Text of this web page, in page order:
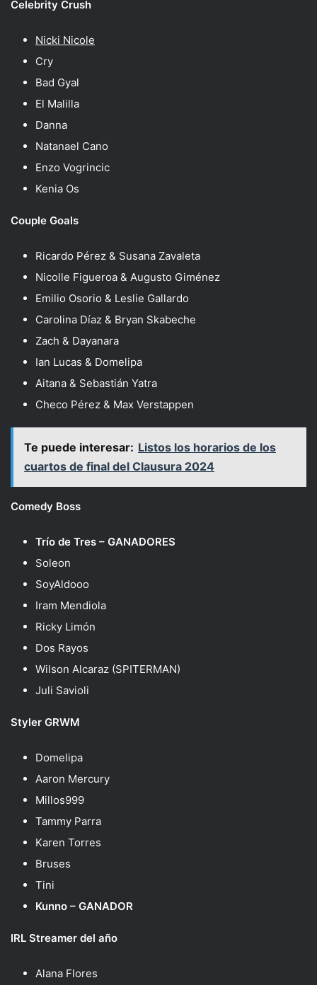
Celebrity Crush
Nicki Nicole
Cry
Bad Gyal
El Malilla
Danna
Natanael Cano
Enzo Vogrincic
Kenia Os
Couple Goals
Ricardo Pérez & Susana Zavaleta
Nicolle Figueroa & Augusto Giménez
Emilio Osorio & Leslie Gallardo
Carolina Díaz & Bryan Skabeche
Zach & Dayanara
Ian Lucas & Domelipa
Aitana & Sebastián Yatra
Checo Pérez & Max Verstappen
Te puede interesar: Listos los horarios de los
cuartos de final del Clausura 2024
Comedy Boss
Trío de Tres – GANADORES
Soleon
SoyAldooo
Iram Mendiola
Ricky Limón
Dos Rayos
Wilson Alcaraz (SPITERMAN)
Juli Savioli
Styler GRWM
Domelipa
Aaron Mercury
Millos999
Tammy Parra
Karen Torres
Bruses
Tini
Kunno – GANADOR
IRL Streamer del año
Alana Flores